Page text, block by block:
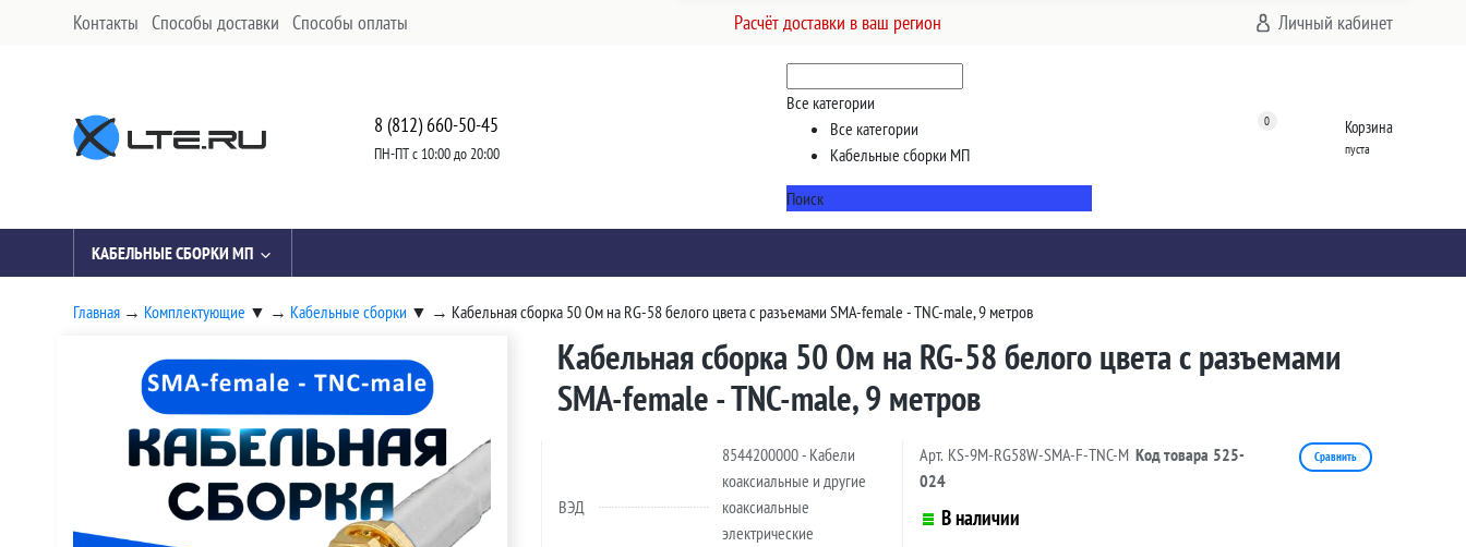
Контакты Способы доставки Способы оплаты Расчёт доставки в ваш регион Личный кабинет
8 (812) 660-50-45
ПН-ПТ с 10:00 до 20:00
Все категории
Все категории
Кабельные сборки МП
Поиск
0 Корзина
пуста
КАБЕЛЬНЫЕ СБОРКИ МП
Главная → Комплектующие ▼ → Кабельные сборки ▼ → Кабельная сборка 50 Ом на RG-58 белого цвета с разъемами SMA-female - TNC-male, 9 метров
Кабельная сборка 50 Ом на RG-58 белого цвета с разъемами
SMA-female - TNC-male, 9 метров
ВЭД
8544200000 - Кабели
коаксиальные и другие
коаксиальные
электрические
Арт. KS-9M-RG58W-SMA-F-TNC-M Код товара 525-
024
Сравнить
В наличии